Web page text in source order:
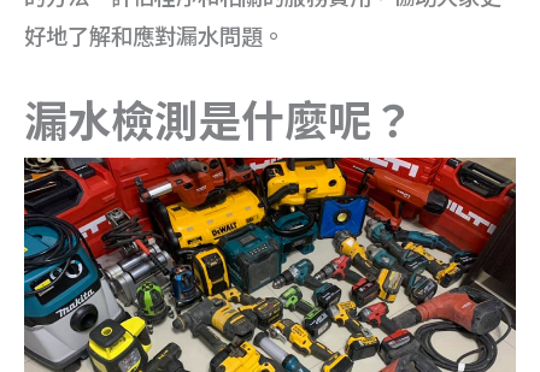
好地了解和應對漏水問題。
漏水檢測是什麼呢？